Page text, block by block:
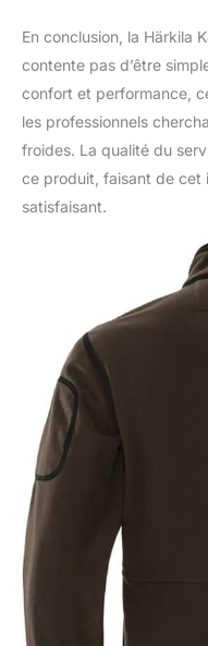
En conclusion, la Härkila
contente pas d’être
confort et performance,
les professionnels
froides. La qualité du
ce produit, faisant de cet
satisfaisant.